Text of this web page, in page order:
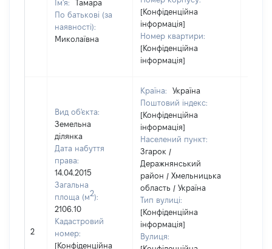
Ім'я:
Тамара
По батькові (за
наявності):
Миколаївна
[Конфіденційна
інформація]
Номер квартири:
[Конфіденційна
інформація]
2
Вид об'єкта:
Земельна
ділянка
Дата набуття
права:
14.04.2015
Загальна
площа (м2):
2106.10
Кадастровий
номер:
[Конфіденційна
Країна:
Україна
Поштовий індекс:
[Конфіденційна
інформація]
Населений пункт:
Згарок /
Деражнянський
район / Хмельницька
область / Україна
Тип вулиці:
[Конфіденційна
інформація]
Вулиця: